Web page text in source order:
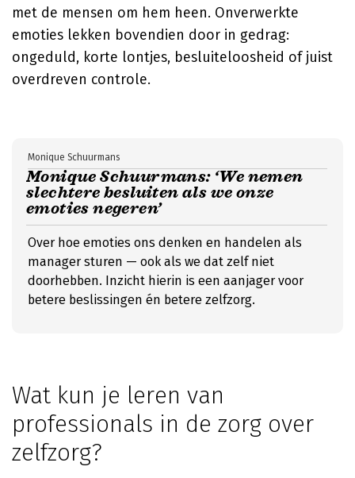
met de mensen om hem heen. Onverwerkte
emoties lekken bovendien door in gedrag:
ongeduld, korte lontjes, besluiteloosheid of juist
overdreven controle.
Monique Schuurmans: ‘We nemen
slechtere besluiten als we onze
emoties negeren’
Monique Schuurmans
Over hoe emoties ons denken en handelen als
manager sturen — ook als we dat zelf niet
doorhebben. Inzicht hierin is een aanjager voor
betere beslissingen én betere zelfzorg.
Wat kun je leren van
professionals in de zorg over
zelfzorg?